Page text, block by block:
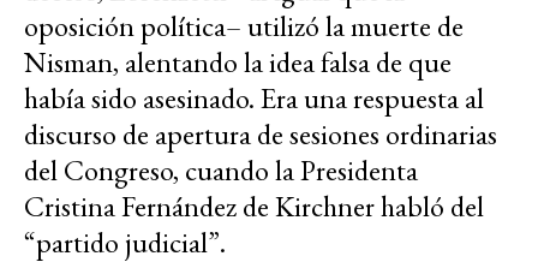
oposición política– utilizó la muerte de
Nisman, alentando la idea falsa de que
había sido asesinado. Era una respuesta al
discurso de apertura de sesiones ordinarias
del Congreso, cuando la Presidenta
Cristina Fernández de Kirchner habló del
“partido judicial”.